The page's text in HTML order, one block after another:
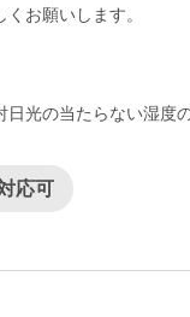
お願いします。
光の当たらない湿度
応可